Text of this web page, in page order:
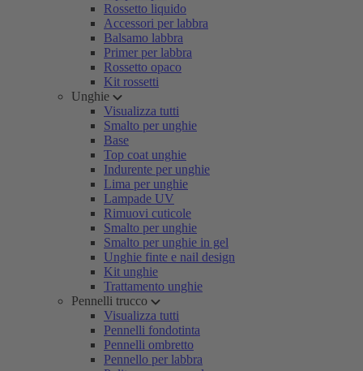
Rossetto liquido
Accessori per labbra
Balsamo labbra
Primer per labbra
Rossetto opaco
Kit rossetti
Unghie
Visualizza tutti
Smalto per unghie
Base
Top coat unghie
Indurente per unghie
Lima per unghie
Lampade UV
Rimuovi cuticole
Smalto per unghie
Smalto per unghie in gel
Unghie finte e nail design
Kit unghie
Trattamento unghie
Pennelli trucco
Visualizza tutti
Pennelli fondotinta
Pennelli ombretto
Pennello per labbra